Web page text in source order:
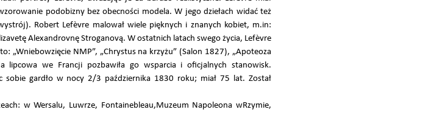
podobizny bez obecności modela. W jego dziełach widać też
Robert Lefèvre malował wiele pięknych i znanych kobiet, m.in:
Alexandrovnę Stroganovą. W ostatnich latach swego życia, Lefèvre
„Wniebowzięcie NMP”, „Chrystus na krzyżu” (Salon 1827), „Apoteoza
lipcowa we Francji pozbawiła go wsparcia i oficjalnych stanowisk.
sobie gardło w nocy 2/3 października 1830 roku; miał 75 lat. Został
w Wersalu, Luwrze, Fontainebleau,Muzeum Napoleona wRzymie,